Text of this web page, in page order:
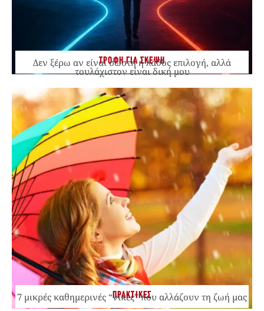
ΤΡΟΦΗ ΓΙΑ ΣΚΕΨΗ
Δεν ξέρω αν είναι σωστή ή λάθος επιλογή, αλλά
τουλάχιστον είναι δική μου
ΠΡΑΚΤΙΚΕΣ
7 μικρές καθημερινές “νίκες” που αλλάζουν τη ζωή μας